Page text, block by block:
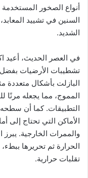
أنواع الصخور المستخدمة
السنين في تشييد
الشديد.
في العصر الحديث، أعيد
تشطيبات الأرضيات بفضل
البازلت بأشكال متعددة
المموج، مما يجعله مرنًا
التطبيقات. كما أن سطحه
الأماكن التي تحتاج إلى
والممرات الخارجية.
الحرارة ثم تحريرها
تقلبات حرارية.